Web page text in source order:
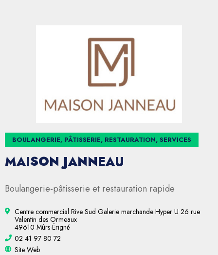
BOULANGERIE, PÂTISSERIE, RESTAURATION, SERVICES
MAISON JANNEAU
Boulangerie-pâtisserie et restauration rapide
Centre commercial Rive Sud Galerie marchande Hyper U 26 rue
Valentin des Ormeaux
49610 Mûrs-Érigné
02 41 97 80 72
Site Web